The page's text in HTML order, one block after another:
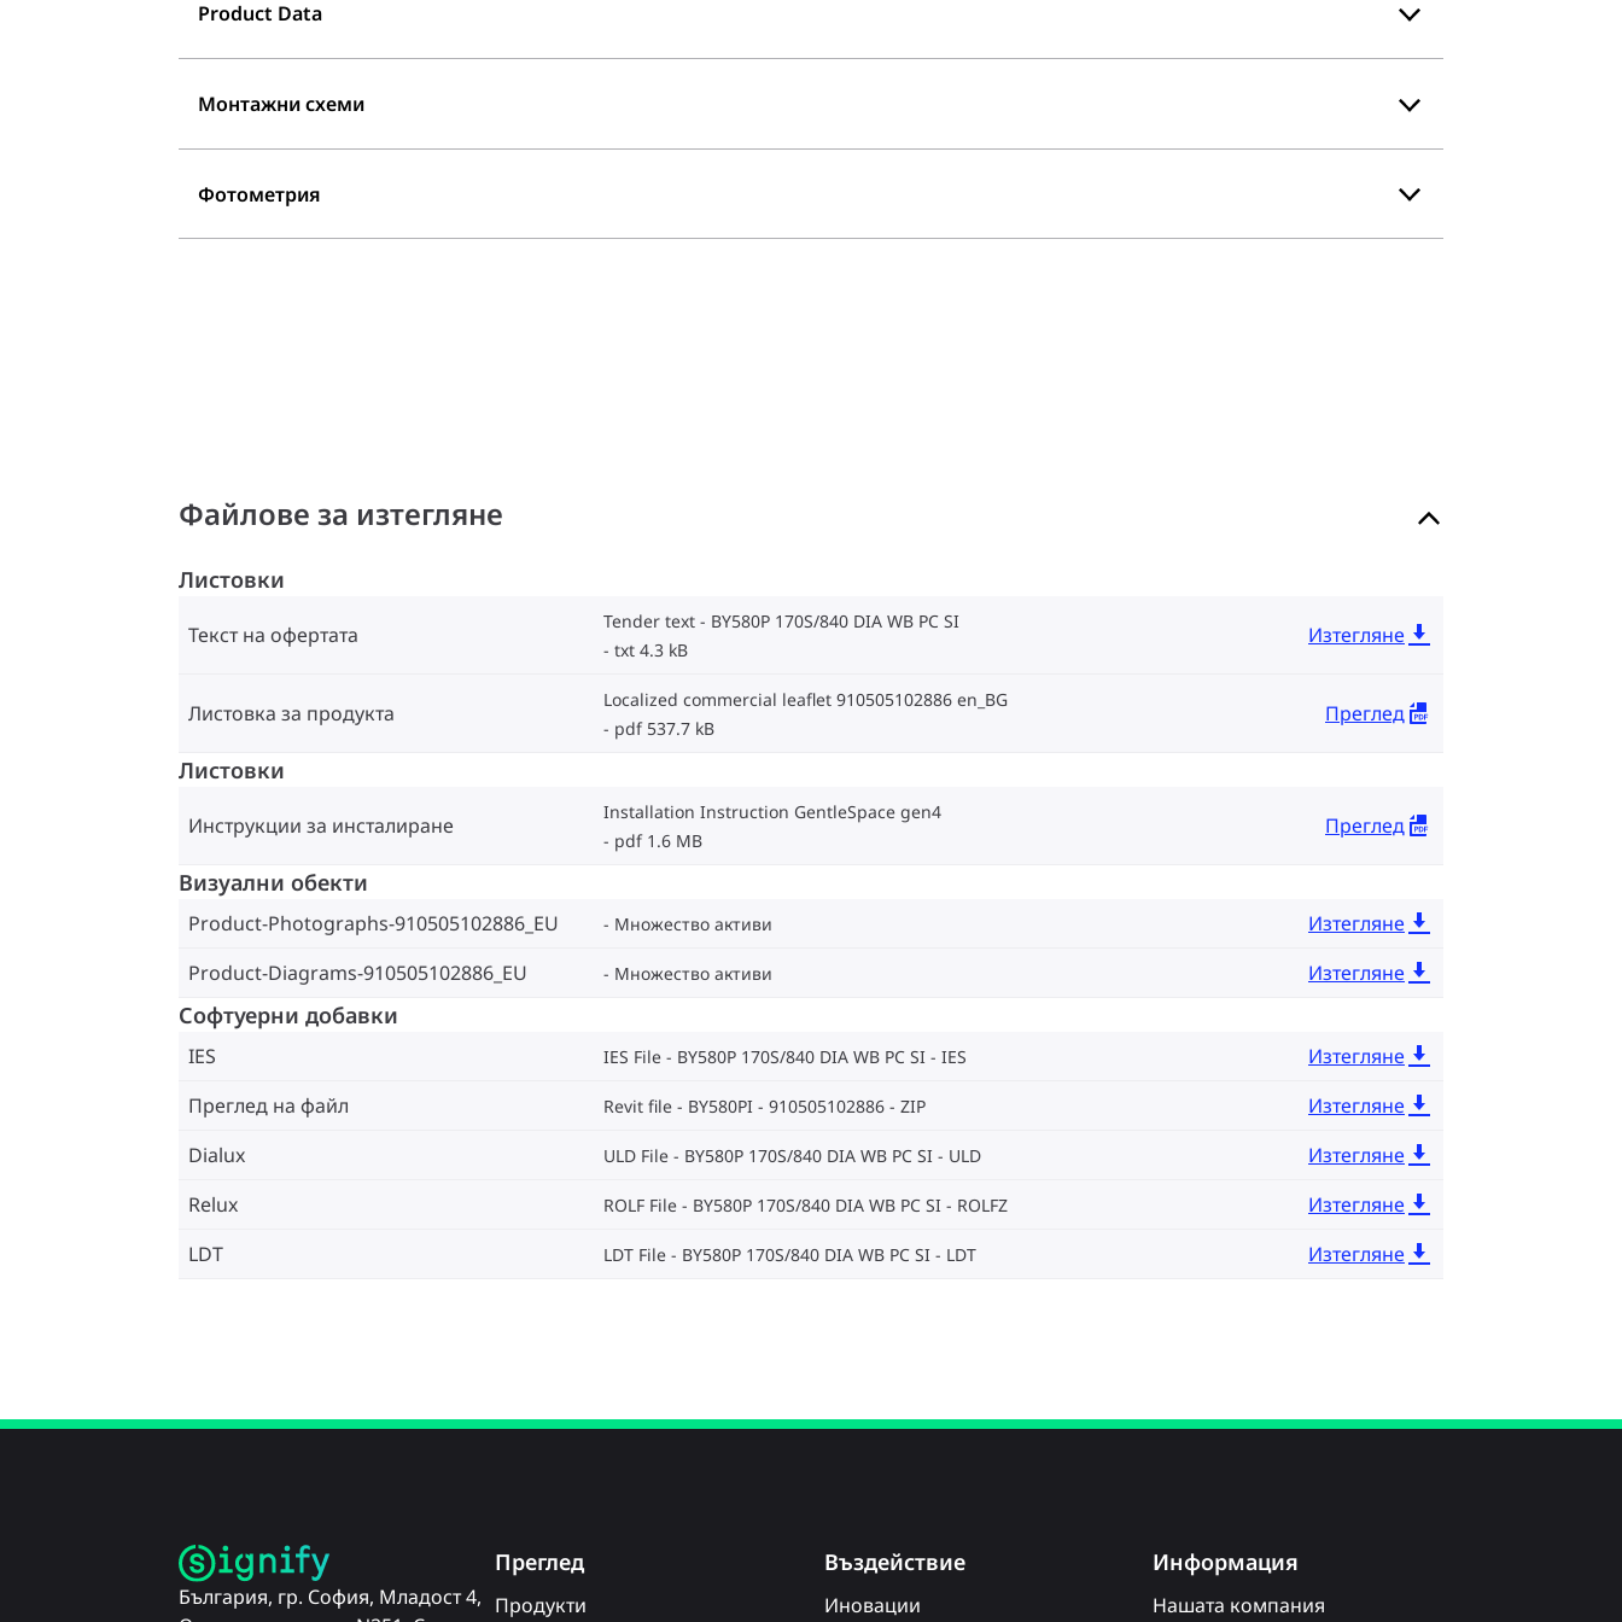
Product Data
Монтажни схеми
Фотометрия
Файлове за изтегляне
Листовки
Текст на офертата
Tender text - BY580P 170S/840 DIA WB PC SI
txt 4.3 kB
Изтегляне
Листовка за продукта
Localized commercial leaflet 910505102886 en_BG
pdf 537.7 kB
Преглед
Листовки
Инструкции за инсталиране
Installation Instruction GentleSpace gen4
pdf 1.6 MB
Преглед
Визуални обекти
Product-Photographs-910505102886_EU Множество активи
Изтегляне
Product-Diagrams-910505102886_EU
Множество активи Изтегляне
Софтуерни добавки
IES IES File - BY580P 170S/840 DIA WB PC SI IES
Изтегляне
Преглед на файл
Revit file - BY580PI - 910505102886 ZIP
Изтегляне
Dialux
ULD File - BY580P 170S/840 DIA WB PC SI ULD
Изтегляне
Relux
ROLF File - BY580P 170S/840 DIA WB PC SI ROLFZ
Изтегляне
LDT
LDT File - BY580P 170S/840 DIA WB PC SI LDT Изтегляне
България, гр. София, Младост 4,
Преглед
Продукти
Въздействие
Иновации
Информация
Нашата компания